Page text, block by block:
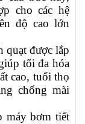
cho các hệ
độ cao lớn
quạt được lắp
tối đa hóa
cao, tuổi thọ
chống mài
máy bơm tiết